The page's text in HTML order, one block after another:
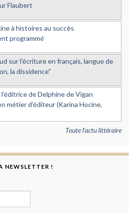
Flaubert
à histoires au succès
programmé
sur l'écriture en français, langue de
la dissidence"
de Delphine de Vigan
métier d'éditeur (Karina Hocine,
Toute l'actu littéraire
NEWSLETTER !